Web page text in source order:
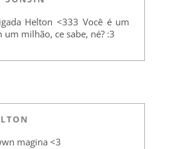
Helton <333 Você é um
um milhão, ce sabe, né? :3
magina <3